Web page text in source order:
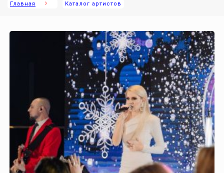
Главная Каталог артистов